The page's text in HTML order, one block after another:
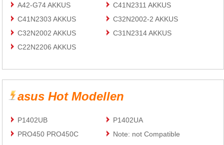
A42-G74 AKKUS
C41N2311 AKKUS
C41N2303 AKKUS
C32N2002-2 AKKUS
C32N2002 AKKUS
C31N2314 AKKUS
C22N2206 AKKUS
asus Hot Modellen
P1402UB
P1402UA
PRO450 PRO450C
Note: not Compatible